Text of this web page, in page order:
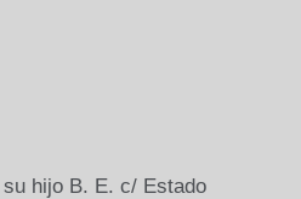
hijo B. E. c/ Estado